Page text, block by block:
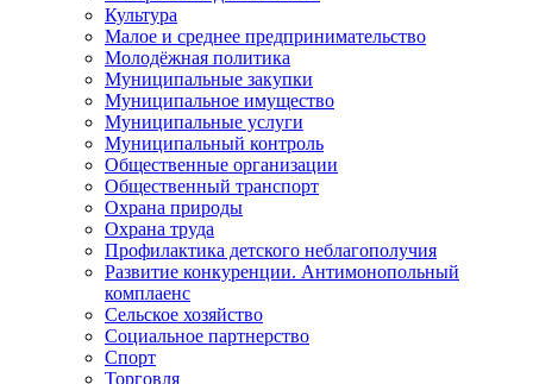
Культура
Малое и среднее предпринимательство
Молодёжная политика
Муниципальные закупки
Муниципальное имущество
Муниципальные услуги
Муниципальный контроль
Общественные организации
Общественный транспорт
Охрана природы
Охрана труда
Профилактика детского неблагополучия
Развитие конкуренции. Антимонопольный
комплаенс
Сельское хозяйство
Социальное партнерство
Спорт
Торговля